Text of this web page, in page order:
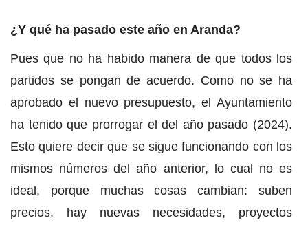
¿Y qué ha pasado este año en Aranda?
Pues que no ha habido manera de que todos los
partidos se pongan de acuerdo. Como no se ha
aprobado el nuevo presupuesto, el Ayuntamiento
ha tenido que prorrogar el del año pasado (2024).
Esto quiere decir que se sigue funcionando con los
mismos números del año anterior, lo cual no es
ideal, porque muchas cosas cambian: suben
precios, hay nuevas necesidades, proyectos